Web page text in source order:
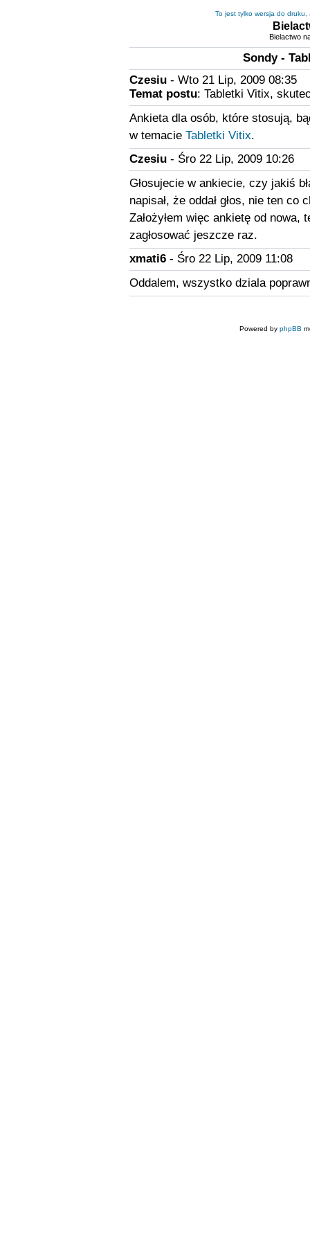
To jest tylko wersja do druku,
Bielactwo
Sondy -
Czesiu- Wto 21 Lip, 2009 08:35
Temat postu: Tabletki Vitix,
Ankieta dla osób, które stosują,
w temacie Tabletki Vitix.
Czesiu- Śro 22 Lip, 2009 10:26
Głosujecie w ankiecie, czy jakiś
napisał, że oddał głos, nie ten co
Założyłem więc ankietę od
zagłosować jeszcze raz.
xmati6- Śro 22 Lip, 2009 11:08
Oddalem, wszystko dziala
Powered by phpBB